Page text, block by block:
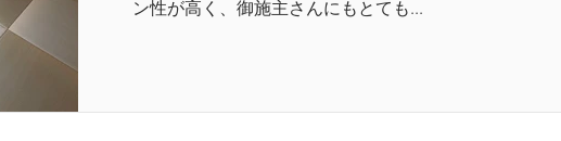
ン性が高く、御施主さんにもとても...